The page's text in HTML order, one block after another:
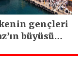
gençleri
büyüsüne